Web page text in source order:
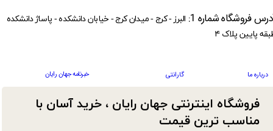
فروشگاه اینترنتی جهان رایان ، خرید آسان با
مناسب ترین قیمت​​​​​​​
درباره ما گارانتی خبرنامه جهان رایان
فروشگاه شماره 1:
البرز - کرج - میدان کرج - خیابان دانشکده - پاساژ دانشکده
پایین پلاک ۴